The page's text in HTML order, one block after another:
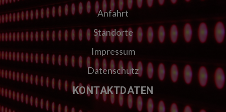
Anfahrt
Standorte
Impressum
Datenschutz
KONTAKTDATEN